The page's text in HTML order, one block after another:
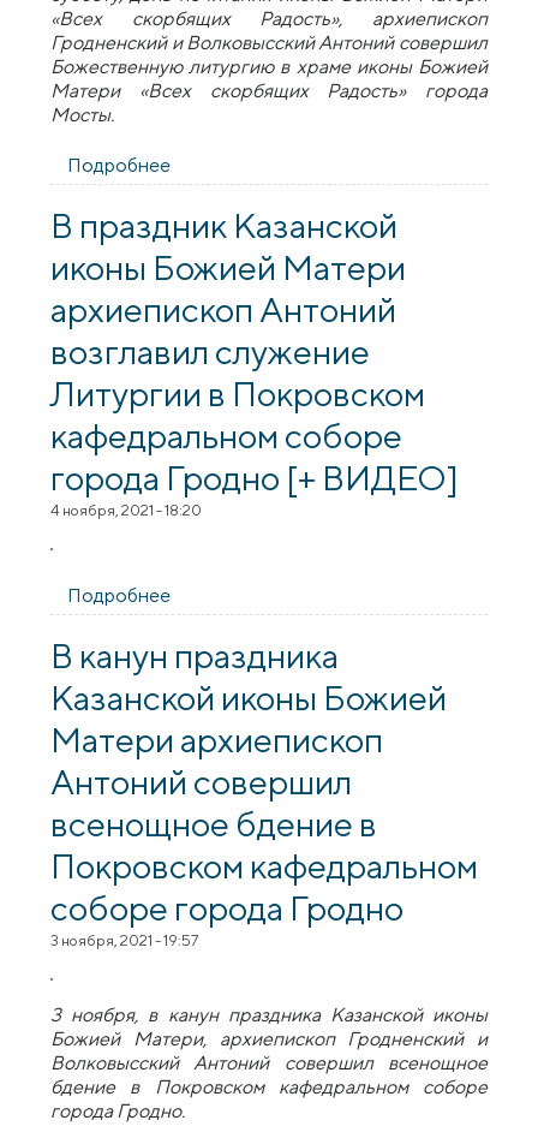
«Всех скорбящих Радость», архиепископ
Гродненский и Волковысский Антоний совершил
Божественную литургию в храме иконы Божией
Матери «Всех скорбящих Радость» города
Мосты.
Подробнее
престольные торжества прихода храма
иконы Божией Матери «Всех скорбящих
Радость» в Мостах [+ ВИДЕО]
В праздник Казанской
иконы Божией Матери
архиепископ Антоний
возглавил служение
Литургии в Покровском
кафедральном соборе
города Гродно [+ ВИДЕО]
4 ноября, 2021 - 18:20
Подробнее
Матери архиепископ Антоний возглавил
кафедральном соборе города Гродно [+
ВИДЕО]
В канун праздника
Казанской иконы Божией
Матери архиепископ
Антоний совершил
всенощное бдение в
Покровском кафедральном
соборе города Гродно
3 ноября, 2021 - 19:57
3 ноября, в канун праздника Казанской иконы
Божией Матери, архиепископ Гродненский и
Волковысский Антоний совершил всенощное
бдение в Покровском кафедральном соборе
города Гродно.